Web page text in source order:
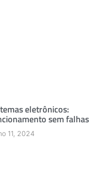
eletrônicos:
sem falhas
11, 2024